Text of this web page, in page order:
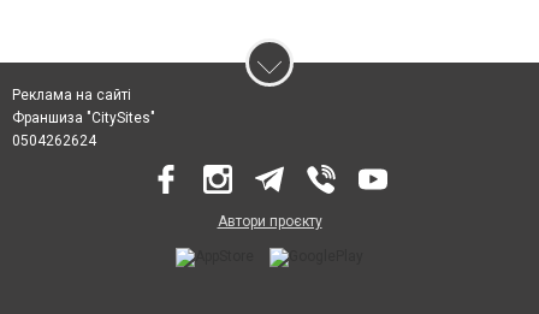
Реклама на сайті
Франшиза "CitySites"
0504262624
Автори проєкту